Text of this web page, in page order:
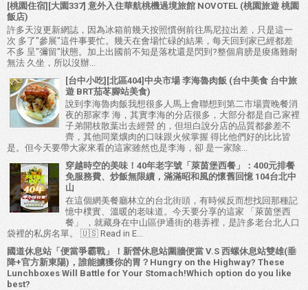
[桃園住宿][大園337] 意外入住華航桃機過境旅館 NOVOTEL (桃園旅遊 桃園
飯店)
許多天沒更新網誌，因為冰箱前幾天按照慣例前往馬尼拉出差，只是這一
次 多了"參展"這件事要忙。幾天在會場忙碌的結果，每天回到家已經都差
不多 呈"彌留"狀態。加上出國前不知是落枕還是閃到?整個肩膀是痠痛難耐
無法 久坐，所以沒辦...
[台中小吃][北區404]中央市場 李海魯肉飯 (台中美食 台中旅
遊 BRT茄苳腳站美食)
說到李海魯肉飯我想很多人馬上會聯想到第二市場賣晚餐消
夜的那家李 海，其實李海的分店很多，大部分都是自己家裡
子弟開枝散葉出去經營 的，但坦白說分店的品質都參差不
齊，其他同業爌肉的口味跟火候掌握 得比他們好的比比皆
是。但今天要帶大家來看的這家雖然也是李海，卻 是一家除...
穿越時空的美味！40年老字號「萊茵堡西餐」：400元排餐
免服務費、炒飯無限續，滿滿昭和風的懷舊回憶 104台北中
山
在這個網美餐廳林立的台北街頭，有時候反而想找回那種記
憶中樸實、溫暖的老味道。今天要分享的這家 「萊茵堡西
餐」 ，就藏身在中山區伊通街的巷弄裡，是許多老台北人口
袋裡的私房名單。 🇺🇸 Read in E...
國道休息站「便當爭霸戰」！新營休息站圍牆便當 V.S 西螺休息站雙雄(垂
降+官方新東陽)，誰能擄獲你的胃？Hungry on the Highway? These
Lunchboxes Will Battle for Your Stomach!Which option do you like
best?